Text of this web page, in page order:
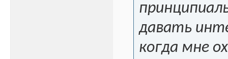
давать
когда мне